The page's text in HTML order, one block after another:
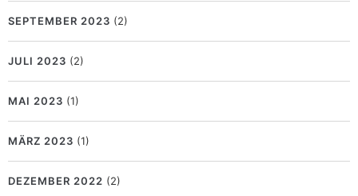
SEPTEMBER 2023 (2)
JULI 2023 (2)
MAI 2023 (1)
MÄRZ 2023 (1)
DEZEMBER 2022 (2)